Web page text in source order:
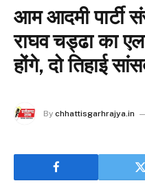
आम आदमी पार्टी
राघव चड्ढा का
होंगे, दो तिहाई
By chhattisgarhrajya.in